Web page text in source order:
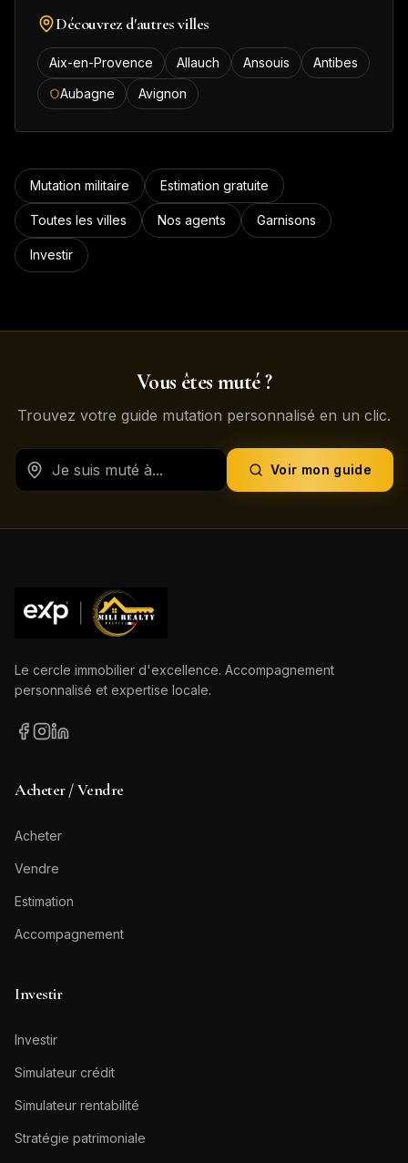
Découvrez d'autres villes
Aix-en-Provence Allauch Ansouis
Antibes
Aubagne
Avignon
Mutation militaire Estimation gratuite
Toutes les villes Nos agents Garnisons
Investir
Vous êtes muté ?
Trouvez votre guide mutation personnalisé en un clic.
Voir mon guide
Le cercle immobilier d'excellence. Accompagnement
personnalisé et expertise locale.
Acheter / Vendre
Acheter
Vendre
Estimation
Accompagnement
Investir
Investir
Simulateur crédit
Simulateur rentabilité
Stratégie patrimoniale